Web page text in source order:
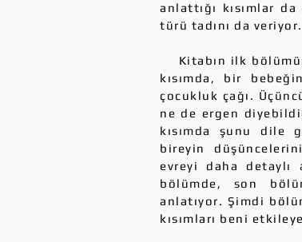
anlattığı kısımlar
türü tadını da veriyor.
Kitabın ilk
kısımda, bir
çocukluk çağı.
ne de ergen
kısımda şunu dile
bireyin
evreyi daha detaylı
bölümde, son
anlatıyor. Şimdi
kısımları beni